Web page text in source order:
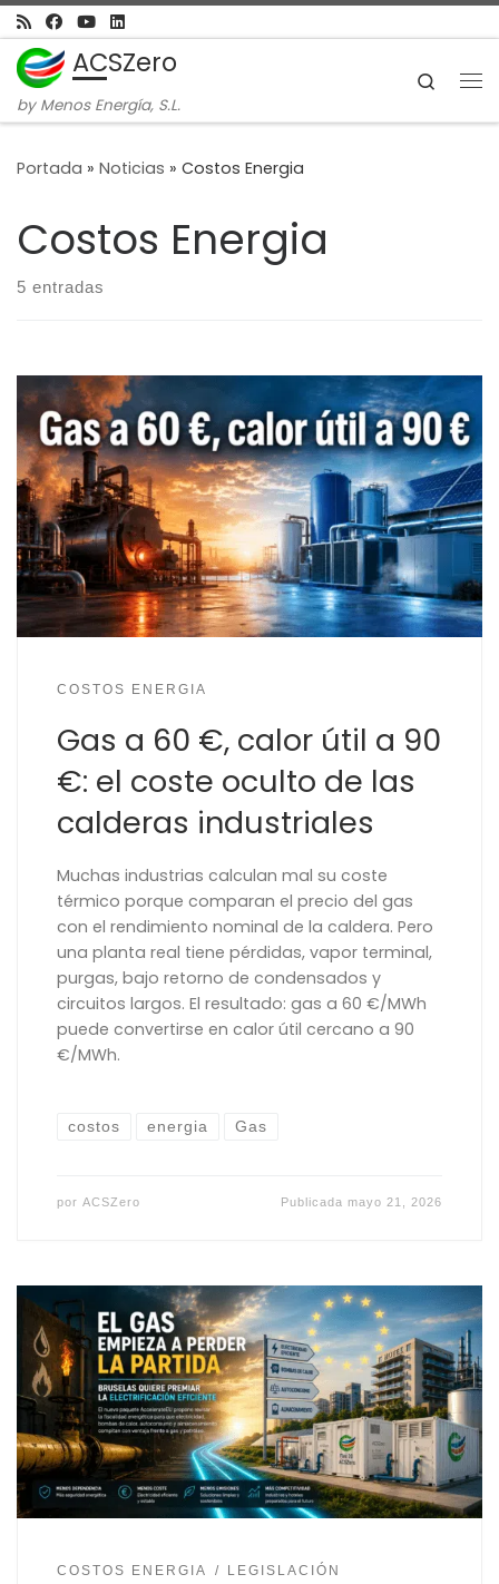
Skip to content
ACSZero
by Menos Energía, S.L.
Search
Portada » Noticias » Costos Energia
Costos Energia
5 entradas
COSTOS ENERGIA
Gas a 60 €, calor útil a 90
€: el coste oculto de las
calderas industriales
Muchas industrias calculan mal su coste
térmico porque comparan el precio del gas
con el rendimiento nominal de la caldera. Pero
una planta real tiene pérdidas, vapor terminal,
purgas, bajo retorno de condensados y
circuitos largos. El resultado: gas a 60 €/MWh
puede convertirse en calor útil cercano a 90
€/MWh.
costos energia Gas
por ACSZero Publicada mayo 21, 2026
COSTOS ENERGIA LEGISLACIÓN